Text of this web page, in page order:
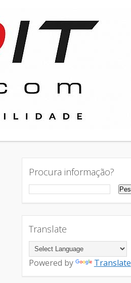
Procura informação?
Translate
Powered by Translate